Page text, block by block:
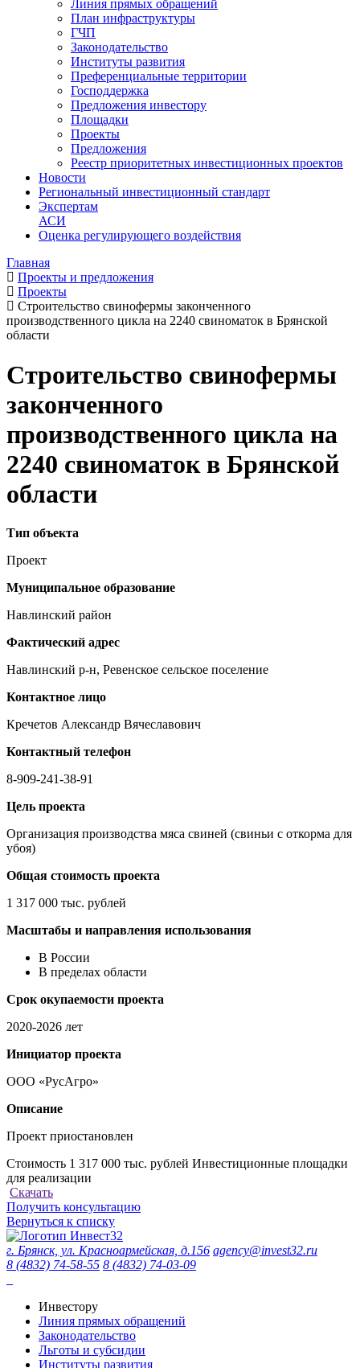
Линия прямых обращений
План инфраструктуры
ГЧП
Законодательство
Институты развития
Преференциальные территории
Господдержка
Предложения инвестору
Площадки
Проекты
Предложения
Реестр приоритетных инвестиционных проектов
Новости
Региональный инвестиционный стандарт
Экспертам
АСИ
Оценка регулирующего воздействия
Главная
Проекты и предложения
Проекты
Строительство свинофермы законченного
производственного цикла на 2240 свиноматок в Брянской
области
Строительство свинофермы
законченного
производственного цикла на
2240 свиноматок в Брянской
области
Тип объекта
Проект
Муниципальное образование
Навлинский район
Фактический адрес
Навлинский р-н, Ревенское сельское поселение
Контактное лицо
Кречетов Александр Вячеславович
Контактный телефон
8-909-241-38-91
Цель проекта
Организация производства мяса свиней (свиньи с откорма для
убоя)
Общая стоимость проекта
1 317 000 тыс. рублей
Масштабы и направления использования
В России
В пределах области
Срок окупаемости проекта
2020-2026 лет
Инициатор проекта
ООО «РусАгро»
Описание
Проект приостановлен
Стоимость 1 317 000 тыс. рублей Инвестиционные площадки
для реализации
Скачать
Получить консультацию
Вернуться к списку
г. Брянск, ул. Красноармейская, д.156 agency@invest32.ru
8 (4832) 74-58-55 8 (4832) 74-03-09
Инвестору
Линия прямых обращений
Законодательство
Льготы и субсидии
Институты развития